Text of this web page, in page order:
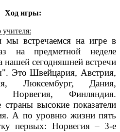
Ход игры:
учителя:
мы встречаемся на игре в
на предметной неделе
нашей сегодняшней встречи
Это Швейцария, Австрия,
Люксембург, Дания,
Финляндия.
высокие показатели
А по уровню жизни пять
первых: Норвегия – 3-е